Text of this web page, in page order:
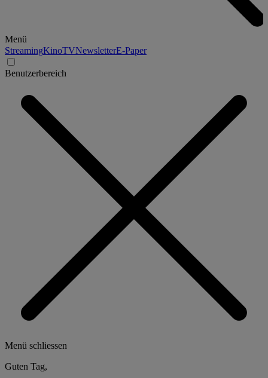
Menü
StreamingKinoTVNewsletterE-Paper
Benutzerbereich
Menü schliessen
Guten Tag,